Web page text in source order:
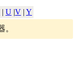
| U |V | Y
。